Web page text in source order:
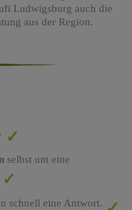
Ludwigsburg auch die
aus der Region.
selbst um eine
schnell eine Antwort.